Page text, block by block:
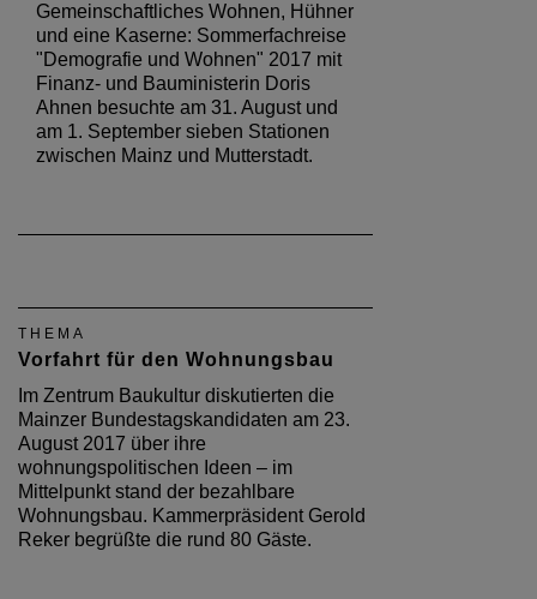
"Demografie und Wohnen" 2017 mit
Finanz- und Bauministerin Doris
Ahnen besuchte am 31. August und
am 1. September sieben Stationen
zwischen Mainz und Mutterstadt.
Vorfahrt für den Wohnungsbau
Im Zentrum Baukultur diskutierten die
Mainzer Bundestagskandidaten am 23.
August 2017 über ihre
wohnungspolitischen Ideen – im
Mittelpunkt stand der bezahlbare
Wohnungsbau. Kammerpräsident Gerold
Reker begrüßte die rund 80 Gäste.